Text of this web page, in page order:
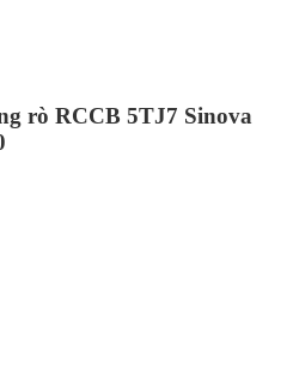
rò RCCB 5TJ7 Sinova